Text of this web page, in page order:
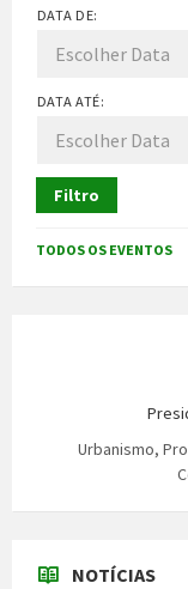
DATA DE:
DATA ATÉ:
Filtro
TODOS OS EVENTOS
Urbanismo,
NOTÍCIAS